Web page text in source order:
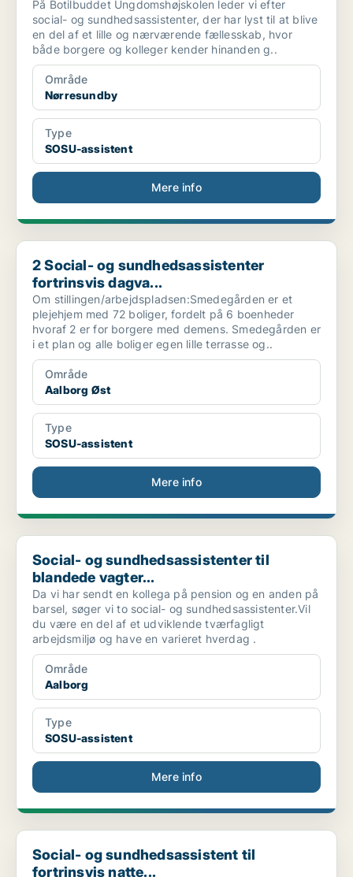
På Botilbuddet Ungdomshøjskolen leder vi efter
social- og sundhedsassistenter, der har lyst til at blive
en del af et lille og nærværende fællesskab, hvor
både borgere og kolleger kender hinanden g..
Område
Nørresundby
Type
SOSU-assistent
Mere info
2 Social- og sundhedsassistenter fortrinsvis dagva...
2 Social- og sundhedsassistenter
fortrinsvis dagva...
Om stillingen/arbejdspladsen:Smedegården er et
plejehjem med 72 boliger, fordelt på 6 boenheder
hvoraf 2 er for borgere med demens. Smedegården er
i et plan og alle boliger egen lille terrasse og..
Område
Aalborg Øst
Type
SOSU-assistent
Mere info
Social- og sundhedsassistenter til blandede vagter...
Social- og sundhedsassistenter til
blandede vagter...
Da vi har sendt en kollega på pension og en anden på
barsel, søger vi to social- og sundhedsassistenter.Vil
du være en del af et udviklende tværfagligt
arbejdsmiljø og have en varieret hverdag .
Område
Aalborg
Type
SOSU-assistent
Mere info
Social- og sundhedsassistent til fortrinsvis natte...
Social- og sundhedsassistent til
fortrinsvis natte...